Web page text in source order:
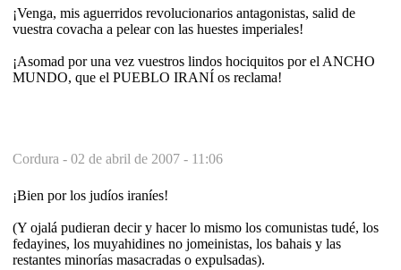
¡Venga, mis aguerridos revolucionarios antagonistas, salid de
vuestra covacha a pelear con las huestes imperiales!
¡Asomad por una vez vuestros lindos hociquitos por el ANCHO
MUNDO, que el PUEBLO IRANÍ os reclama!
Cordura - 02 de abril de 2007 - 11:06
¡Bien por los judíos iraníes!
(Y ojalá pudieran decir y hacer lo mismo los comunistas tudé, los
fedayines, los muyahidines no jomeinistas, los bahais y las
restantes minorías masacradas o expulsadas).